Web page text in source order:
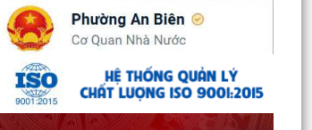
THÔNG BÁO TƯ VẤN PHÁP LUẬT MIỄN PHÍ CHO
NHÂN DÂN
LỄ CẦU SIÊU TƯỞNG NIỆM ANH LINH CÁC ANH
HÙNG LIỆT SĨ TẠI ĐỀN LIỆT SĨ PHƯỜNG AN BIÊN
- LÊ CHÂN